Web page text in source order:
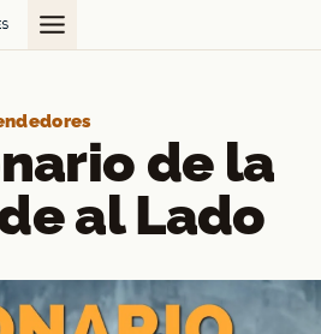
de la
al Lado